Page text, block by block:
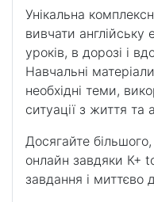
Унікальна
вивчати англійську
уроків, в дорозі і
Навчальні
необхідні теми,
ситуації з життя та
Досягайте
онлайн завдяки К+
завдання і миттєво